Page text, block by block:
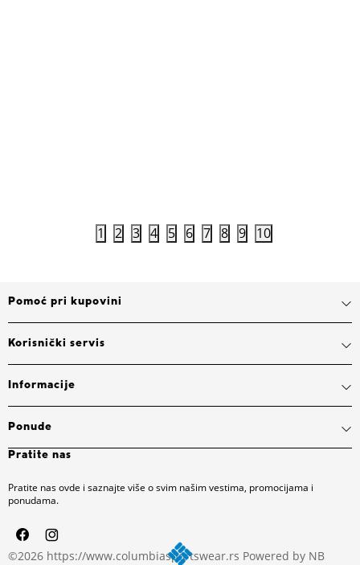
1 2 3 4 5 6 7 8 9 10
Pomoć pri kupovini
Korisnički servis
Informacije
Ponude
Pratite nas
Pratite nas ovde i saznajte više o svim našim vestima, promocijama i
ponudama.
©2026 https://www.columbiasportswear.rs Powered by NB